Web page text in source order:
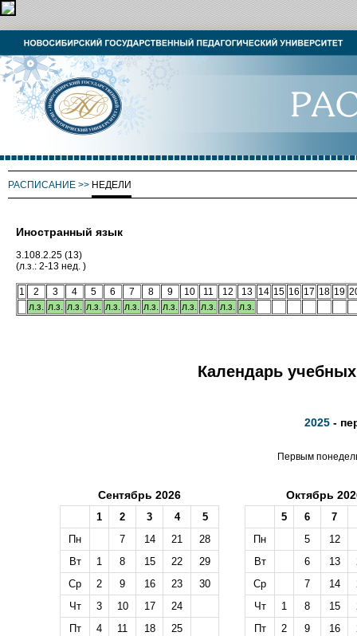
РАСПИСАНИЕ >> НЕДЕЛИ
Иностранный язык
3.108.2.25 (13)
(л.з.: 2-13 нед. )
1 2 3 4 5 6 7 8 9 10 11 12 13 14 15 16 17 18 19
л.з. л.з. л.з. л.з. л.з. л.з. л.з. л.з. л.з. л.з. л.з. л.з.
Календарь
2025-
Первым
Сентябрь 2026
1 2 3 4
5
Пн
7 14 21
28
Вт
1 8 15 22
29
Ср
2 9 16 23
30
Чт
3 10 17
24
Пт
4 11 18
25
Октябрь
5 6
7
Пн
5 12
Вт
6 13
Ср
7 14
Чт
1 8 15
Пт
2 9 16